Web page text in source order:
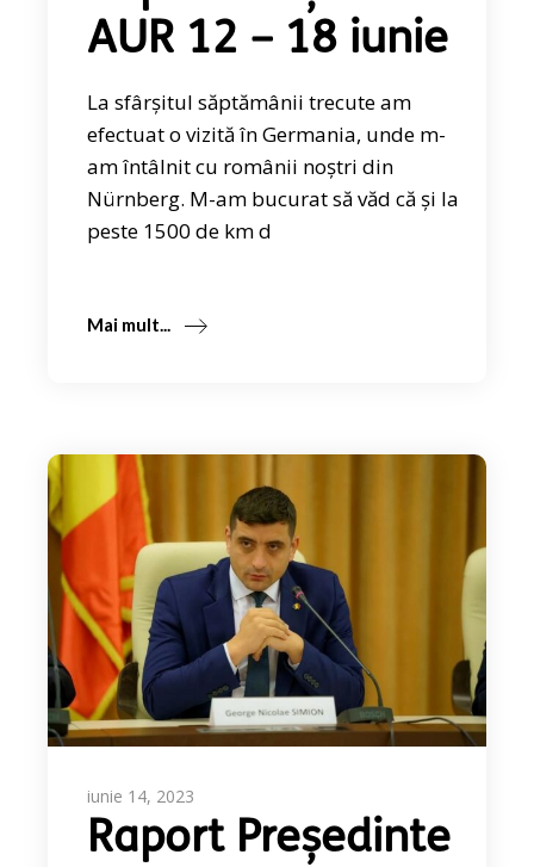
AUR 12 – 18 iunie
La sfârșitul săptămânii trecute am
efectuat o vizită în Germania, unde m-
am întâlnit cu românii noștri din
Nürnberg. M-am bucurat să văd că și la
peste 1500 de km d
Mai mult...
iunie 14, 2023
Raport Președinte